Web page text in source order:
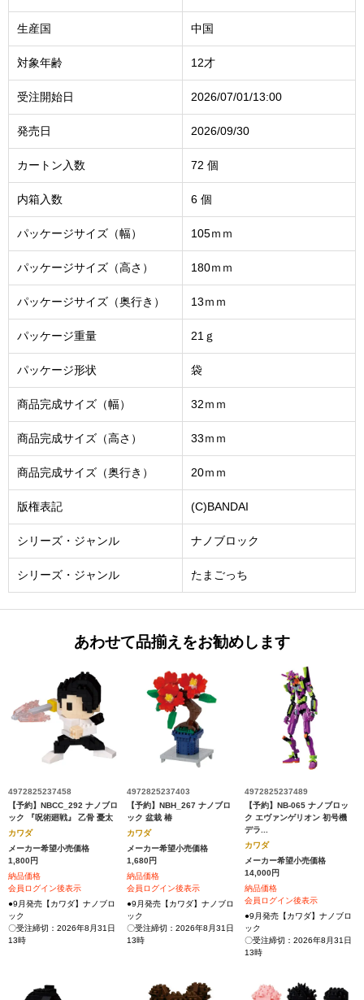
生産国 中国
対象年齢 12才
受注開始日 2026/07/01/13:00
発売日 2026/09/30
カートン入数 72 個
内箱入数 6 個
パッケージサイズ（幅） 105ｍｍ
パッケージサイズ（高さ） 180ｍｍ
パッケージサイズ（奥行き） 13ｍｍ
パッケージ重量 21ｇ
パッケージ形状 袋
商品完成サイズ（幅） 32ｍｍ
商品完成サイズ（高さ） 33ｍｍ
商品完成サイズ（奥行き） 20ｍｍ
版権表記 (C)BANDAI
シリーズ・ジャンル ナノブロック
シリーズ・ジャンル たまごっち
あわせて品揃えをお勧めします
4972825237458
【予約】NBCC_292 ナノブロ
ック 『呪術廻戦』 乙骨 憂太
カワダ
メーカー希望小売価格
1,800円
納品価格
会員ログイン後表示
●9月発売【カワダ】ナノブロ
ック
〇受注締切：2026年8月31日
13時
4972825237403
【予約】NBH_267 ナノブロ
ック 盆栽 椿
カワダ
メーカー希望小売価格
1,680円
納品価格
会員ログイン後表示
●9月発売【カワダ】ナノブロ
ック
〇受注締切：2026年8月31日
13時
4972825237489
【予約】NB-065 ナノブロッ
ク エヴァンゲリオン 初号機
デラ...
カワダ
メーカー希望小売価格
14,000円
納品価格
会員ログイン後表示
●9月発売【カワダ】ナノブロ
ック
〇受注締切：2026年8月31日
13時